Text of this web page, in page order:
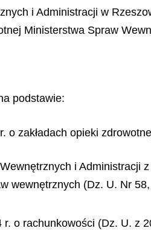
i Administracji w
Ministerstwa Spraw
podstawie:
o zakładach opieki
i Administracji
wewnętrznych (Dz. U. Nr
o rachunkowości (Dz. U. z